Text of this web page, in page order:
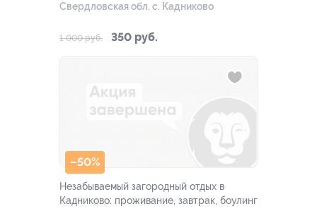
Свердловская обл, с. Кадниково
1 000 руб. 350 руб.
–50%
Незабываемый загородный отдых в
Кадниково: проживание, завтрак, боулинг